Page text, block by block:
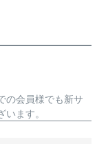
の会員様でも新サ
ます。